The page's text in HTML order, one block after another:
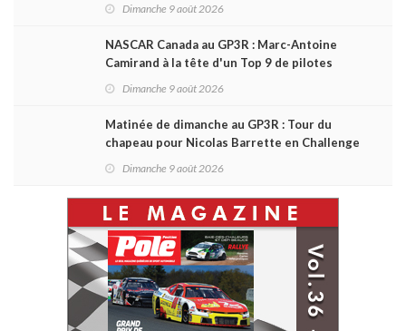
Dimanche 9 août 2026
NASCAR Canada au GP3R : Marc-Antoine
Camirand à la tête d'un Top 9 de pilotes
Dimanche 9 août 2026
Matinée de dimanche au GP3R : Tour du
chapeau pour Nicolas Barrette en Challenge
Dimanche 9 août 2026